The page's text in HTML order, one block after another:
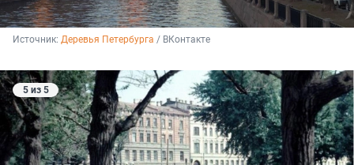
Источник: Деревья Петербурга / ВКонтакте
5 из 5